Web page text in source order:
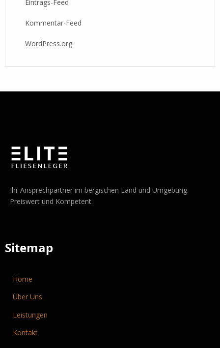
Eintrags-Feed
Kommentar-Feed
WordPress.org
Ihr Ansprechpartner im bergischen Land und Umgebung.
Preiswert und Kompetent.
Sitemap
Home
Über Uns
Leistungen
Kontakt